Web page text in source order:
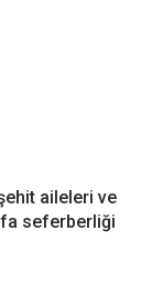
aileleri ve
seferberliği